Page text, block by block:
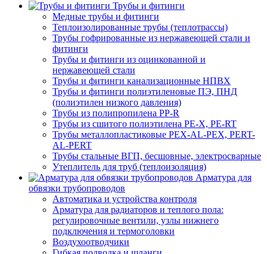
Трубы и фитинги
Медные трубы и фитинги
Теплоизолированные трубы (теплотрассы)
Трубы гофрированные из нержавеющей стали и
фитинги
Трубы и фитинги из оцинкованной и
нержавеющей стали
Трубы и фитинги канализационные НПВХ
Трубы и фитинги полиэтиленовые ПЭ, ПНД
(полиэтилен низкого давления)
Трубы из полипропилена PP-R
Трубы из сшитого полиэтилена PE-X, PE-RT
Трубы металлопластиковые PEX-AL-PEX, PERT-
AL-PERT
Трубы стальные ВГП, бесшовные, электросварные
Утеплитель для труб (теплоизоляция)
Арматура для
обвязки трубопроводов
Автоматика и устройства контроля
Арматура для радиаторов и теплого пола:
регулировочные вентили, узлы нижнего
подключения и термоголовки
Воздухоотводчики